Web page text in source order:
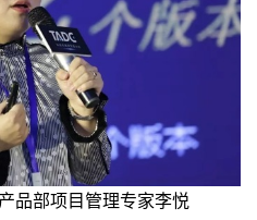
品部项目管理专家李悦